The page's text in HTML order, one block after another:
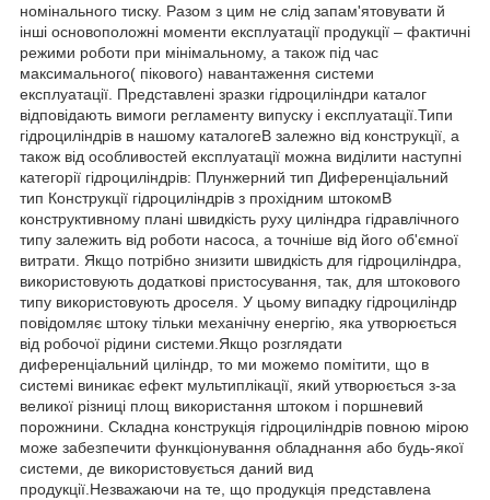
номінального тиску. Разом з цим не слід запам'ятовувати й
інші основоположні моменти експлуатації продукції – фактичні
режими роботи при мінімальному, а також під час
максимального( пікового) навантаження системи
експлуатації. Представлені зразки гідроциліндри каталог
відповідають вимоги регламенту випуску і експлуатації.Типи
гідроциліндрів в нашому каталогеВ залежно від конструкції, а
також від особливостей експлуатації можна виділити наступні
категорії гідроциліндрів: Плунжерний тип Диференціальний
тип Конструкції гідроциліндрів з прохідним штокомВ
конструктивному плані швидкість руху циліндра гідравлічного
типу залежить від роботи насоса, а точніше від його об'ємної
витрати. Якщо потрібно знизити швидкість для гідроциліндра,
використовують додаткові пристосування, так, для штокового
типу використовують дроселя. У цьому випадку гідроциліндр
повідомляє штоку тільки механічну енергію, яка утворюється
від робочої рідини системи.Якщо розглядати
диференціальний циліндр, то ми можемо помітити, що в
системі виникає ефект мультиплікації, який утворюється з-за
великої різниці площ використання штоком і поршневий
порожнини. Складна конструкція гідроциліндрів повною мірою
може забезпечити функціонування обладнання або будь-якої
системи, де використовується даний вид
продукції.Незважаючи на те, що продукція представлена